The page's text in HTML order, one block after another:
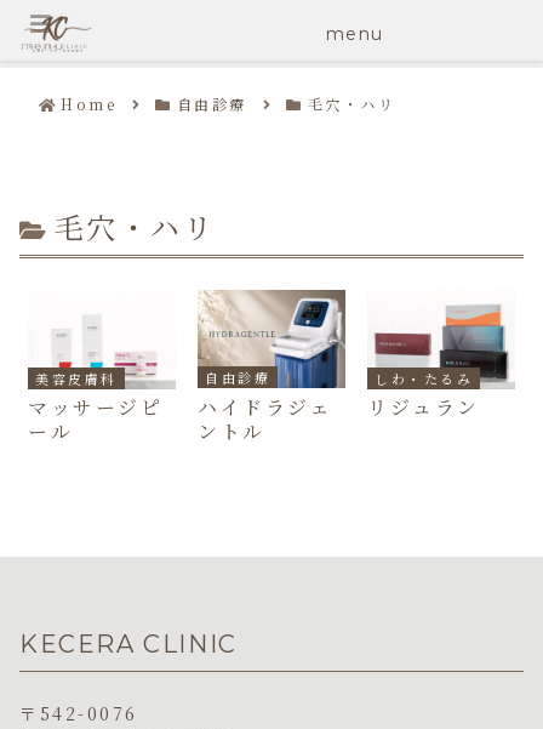
menu
Home 自由診療 毛穴・ハリ
毛穴・ハリ
美容皮膚科
マッサージピ
ール
自由診療
ハイドラジェ
ントル
しわ・たるみ
リジュラン
KECERA CLINIC
〒542-0076
menu